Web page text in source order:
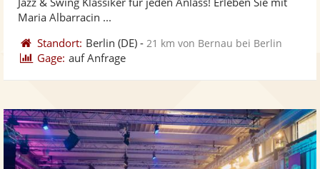
Maria Albarracin ...
Standort: Berlin (DE) - 21 km von Bernau bei Berlin
Gage: auf Anfrage